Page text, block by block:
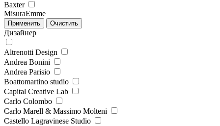
Baxter
MisuraEmme
Дизайнер
Altrenotti Design
Andrea Bonini
Andrea Parisio
Boattomartino studio
Capital Creative Lab
Carlo Colombo
Carlo Marell & Massimo Molteni
Castello Lagravinese Studio